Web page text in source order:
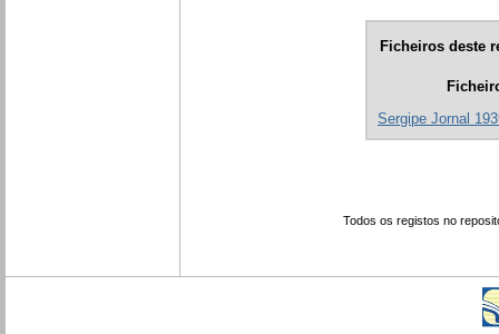
Ficheiros deste
Sergipe Jornal
Todos os registos no